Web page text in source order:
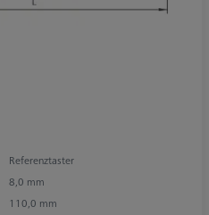
Referenztaster
8,0 mm
110,0 mm